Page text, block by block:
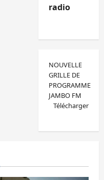
radio
NOUVELLE
GRILLE DE
PROGRAMME
JAMBO FM
Télécharger